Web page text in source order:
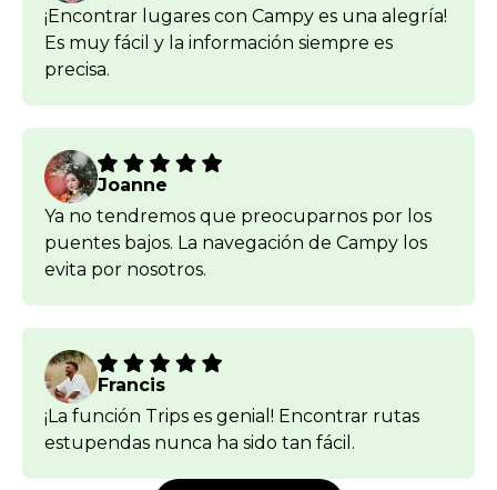
¡Encontrar lugares con Campy es una alegría!
Es muy fácil y la información siempre es
precisa.
Joanne
Ya no tendremos que preocuparnos por los
puentes bajos. La navegación de Campy los
evita por nosotros.
Francis
¡La función Trips es genial! Encontrar rutas
estupendas nunca ha sido tan fácil.